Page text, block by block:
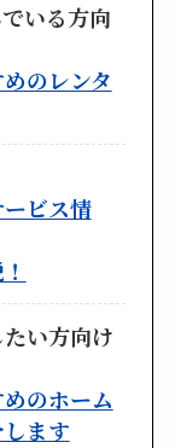
いる方向
のレンタ
ビス情
い方向け
のホーム
ます